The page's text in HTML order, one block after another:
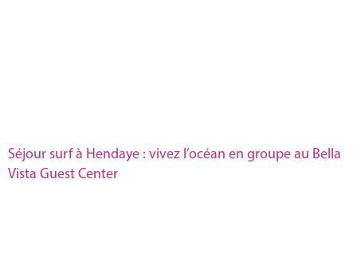
Séjour surf à Hendaye : vivez l’océan en groupe au Bella
Vista Guest Center